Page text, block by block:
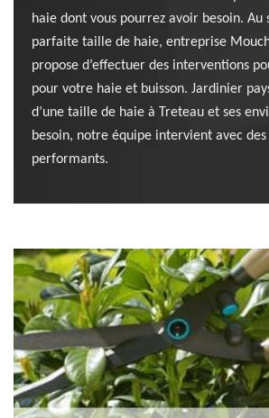
haie dont vous pourrez avoir besoin. Au
parfaite taille de haie, entreprise
propose d’effectuer des interventions
pour votre haie et buisson. Jardinier
d’une taille de haie à Treteau et ses
besoin, notre équipe intervient avec
performants.